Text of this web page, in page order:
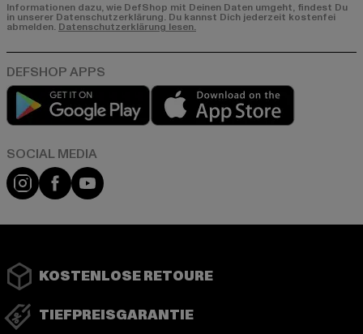
Informationen dazu, wie DefShop mit Deinen Daten umgeht, findest Du
in unserer Datenschutzerklärung. Du kannst Dich jederzeit kostenfei
abmelden. Datenschutzerklärung lesen.
Play market
Instagram
FacebookYouTube
KOSTENLOSE RETOURE
TIEFPREISGARANTIE